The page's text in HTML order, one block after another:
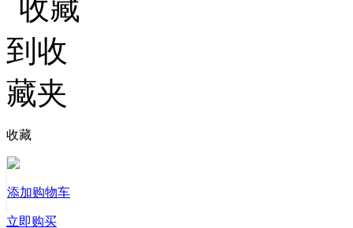
收藏
添加购物车
立即购买